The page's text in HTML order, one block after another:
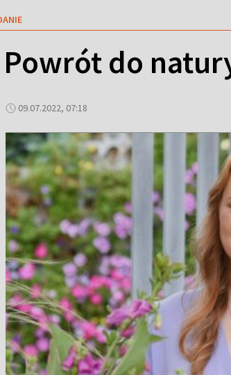
Powrót do
09.07.2022, 07:18